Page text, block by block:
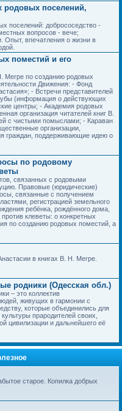
родовых поселений,
поселений: добрососедство -
вопросов - вече;
Опыт, впечатления о жизни в
поместий и его
Мегре по созданию родовых
Движения: - Фонд
- Встречи представителей
(информация о действующих
центры; - Академия родовых
организация читателей книг В.
с чистыми помыслами; - Караван
организации,
граждан, поддерживающие идею о
по родовому
связанных с родовыми
Правовые (юридические)
связанные с получением
регистрацией земельного
ребёнка, рождённого дома,
клеветы: о конкретных
по созданию родовых поместий, а
в книгах В. Н. Мегре.
родники (Одесская обл.)
– это коллектив
живущих в гармонии с
которые объединились для
прародителей своих,
цивилизации и дальнейшего её
старое. Копилка добрых